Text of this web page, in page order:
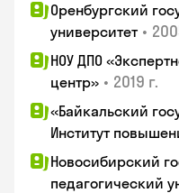
Оренбургский
университет •
НОУ ДПО
центр» • 2019 г.
«Байкальский
Институт
Новосибирский
педагогический